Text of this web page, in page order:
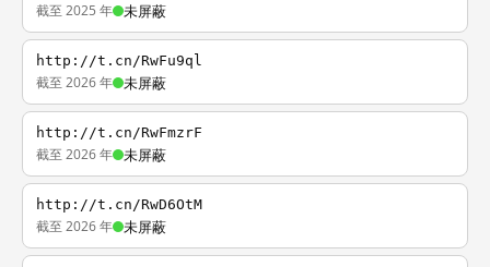
截至 2025 年 未屏蔽
http://t.cn/RwFu9ql
截至 2026 年 未屏蔽
http://t.cn/RwFmzrF
截至 2026 年 未屏蔽
http://t.cn/RwD6OtM
截至 2026 年 未屏蔽